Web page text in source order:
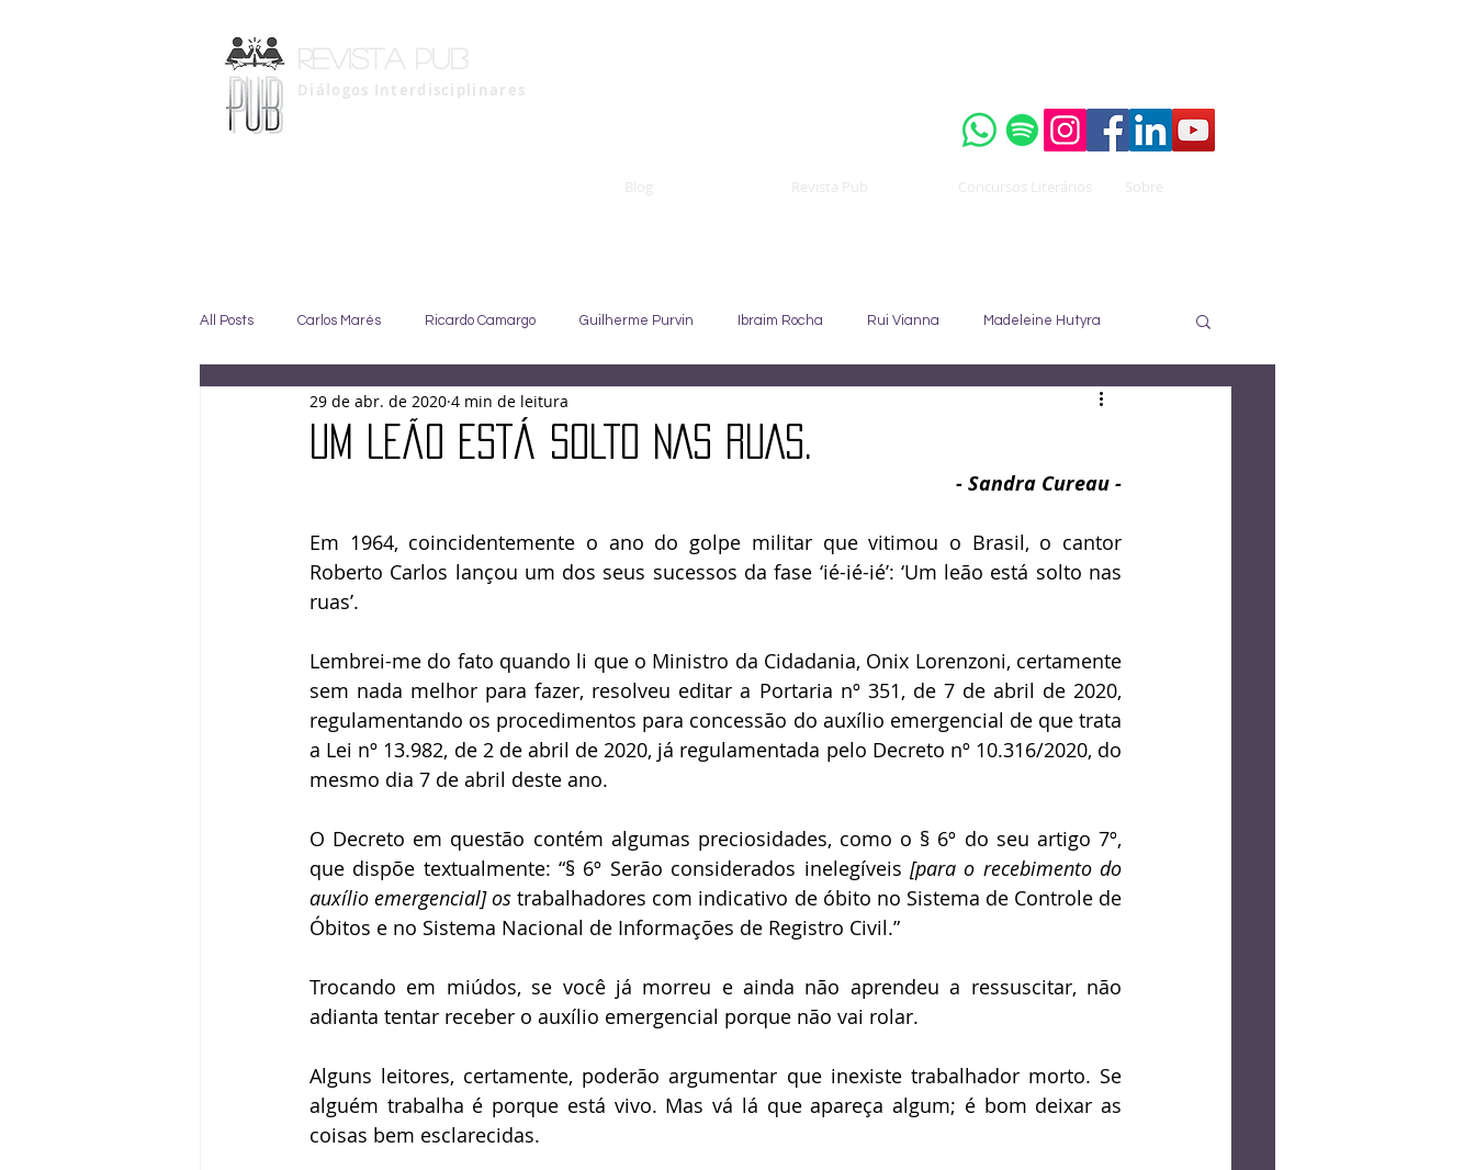
Revista pub
Diálogos Interdisciplinares
Blog Revista Pub Concursos Literários Sobre
All Posts Carlos Marés Ricardo Camargo Guilherme Purvin Ibraim Rocha Rui Vianna Madeleine Hutyra
Marise Duarte Johny GIffoni Sebastião Staut José Nuzzi
Zeca Sampaio Política Frederico Arzolla Gean B. de Moraes Patrícia Bianchi IBAP Lucas Bolzan
Victor Farjalla Flavia D'urso Frank García Hernandez Paulo Torelly
UM LEÃO ESTÁ SOLTO NAS RUAS.
29 de abr. de 2020 4 min de leitura
- Sandra Cureau -
Em 1964, coincidentemente o ano do golpe militar que vitimou o Brasil, o cantor
Roberto Carlos lançou um dos seus sucessos da fase ‘ié-ié-ié’: ‘Um leão está solto nas
ruas’.
Lembrei-me do fato quando li que o Ministro da Cidadania, Onix Lorenzoni, certamente
sem nada melhor para fazer, resolveu editar a Portaria nº 351, de 7 de abril de 2020,
regulamentando os procedimentos para concessão do auxílio emergencial de que trata
a Lei nº 13.982, de 2 de abril de 2020, já regulamentada pelo Decreto nº 10.316/2020, do
mesmo dia 7 de abril deste ano.
O Decreto em questão contém algumas preciosidades, como o § 6º do seu artigo 7º,
que dispõe textualmente: “§ 6º Serão considerados inelegíveis [para o recebimento do
auxílio emergencial] os trabalhadores com indicativo de óbito no Sistema de Controle de
Óbitos e no Sistema Nacional de Informações de Registro Civil.”
Trocando em miúdos, se você já morreu e ainda não aprendeu a ressuscitar, não
adianta tentar receber o auxílio emergencial porque não vai rolar.
Alguns leitores, certamente, poderão argumentar que inexiste trabalhador morto. Se
alguém trabalha é porque está vivo. Mas vá lá que apareça algum; é bom deixar as
coisas bem esclarecidas.